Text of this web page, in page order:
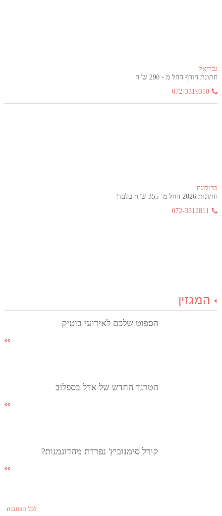
גבריאל
חתונת חורף החל מ - 290 ש"ח
072-3319310
בדולינה
חתונות 2026 החל מ- 355 ש"ח בלבד!
072-3312811
המגזין
הספוט שלכם לאירועי בוטיק
הטרנד החדש של אדל בספלוב
קורל סימנוביץ' נפרדת מהדוגמנות?
לכל הכתבות